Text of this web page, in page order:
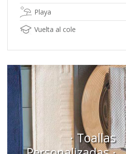
Playa
Vuelta al cole
· Toallas